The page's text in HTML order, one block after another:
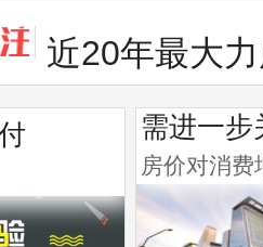
近20年最大力
需进一步
房价对消费
响